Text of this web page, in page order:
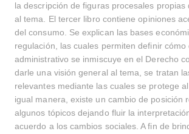
la descripción de figuras procesales propias
al tema. El tercer libro contiene opiniones
del consumo. Se explican las bases
regulación, las cuales permiten definir cómo
administrativo se inmiscuye en el Derecho
darle una visión general al tema, se tratan
relevantes mediante las cuales se protege
igual manera, existe un cambio de posición
algunos tópicos dejando fluir la
acuerdo a los cambios sociales. A fin de